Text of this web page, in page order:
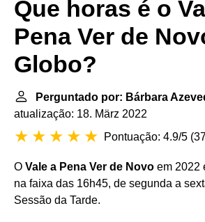
Que horas é o
Pena Ver de
Globo?
Perguntado por: Bárbara
atualização: 18. März 2022
Pontuação: 4.9/5 (
O Vale a Pena Ver de Novo em 2022
na faixa das 16h45, de segunda a
Sessão da Tarde.